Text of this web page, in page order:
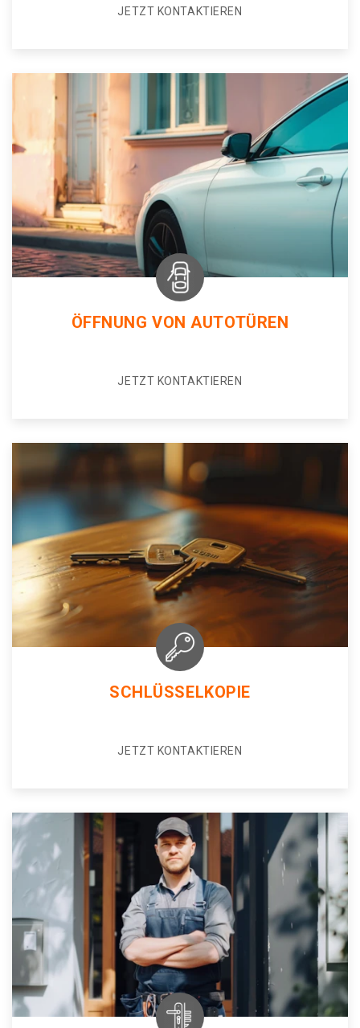
JETZT KONTAKTIEREN
ÖFFNUNG VON AUTOTÜREN
JETZT KONTAKTIEREN
SCHLÜSSELKOPIE
JETZT KONTAKTIEREN